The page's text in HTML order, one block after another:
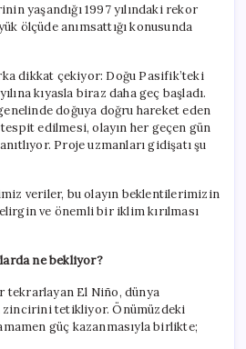
yaşandığı 1997 yılındaki rekor
ölçüde anımsattığı konusunda
dikkat çekiyor: Doğu Pasifik’teki
kıyasla biraz daha geç başladı.
doğuya doğru hareket eden
edilmesi, olayın her geçen gün
Proje uzmanları gidişatı şu
veriler, bu olayın beklentilerimizin
ve önemli bir iklim kırılması
ne bekliyor?
tekrarlayan El Niño, dünya
tetikliyor. Önümüzdeki
güç kazanmasıyla birlikte;